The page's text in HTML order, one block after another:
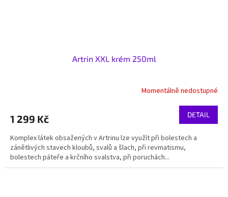
Artrin XXL krém 250ml
Momentálně nedostupné
1 299 Kč DETAIL
Komplex látek obsažených v Artrinu lze využít při bolestech a
zánětlivých stavech kloubů, svalů a šlach, při revmatismu,
bolestech páteře a krčního svalstva, při poruchách...